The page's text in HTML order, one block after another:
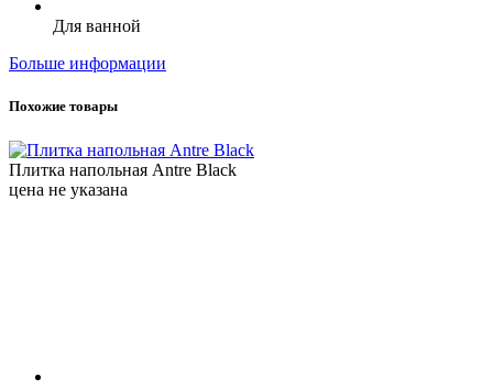
Для ванной
Больше информации
Похожие товары
Плитка напольная Antre Black
цена не указана